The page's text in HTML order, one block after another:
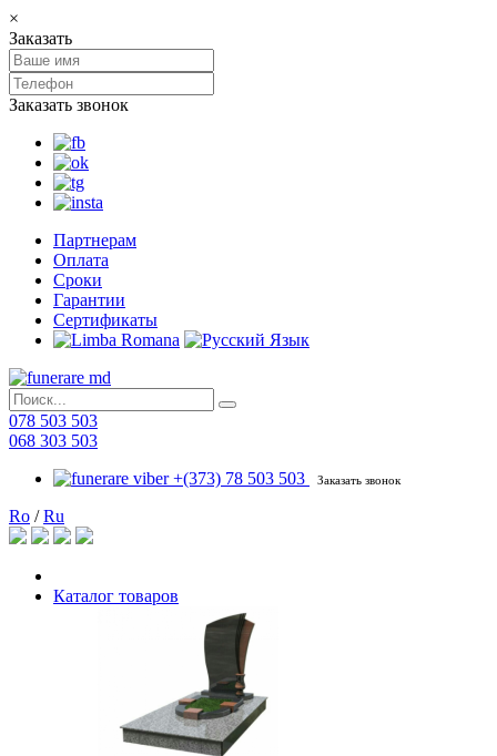
×
Заказать
Заказать звонок
Партнерам
Оплата
Сроки
Гарантии
Сертификаты
078 503 503
068 303 503
+(373) 78 503 503
Заказать звонок
Ro /Ru
Каталог товаров